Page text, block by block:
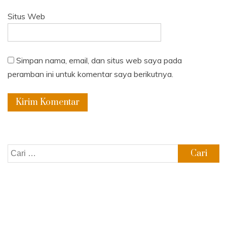
Situs Web
Simpan nama, email, dan situs web saya pada
peramban ini untuk komentar saya berikutnya.
Cari
untuk: